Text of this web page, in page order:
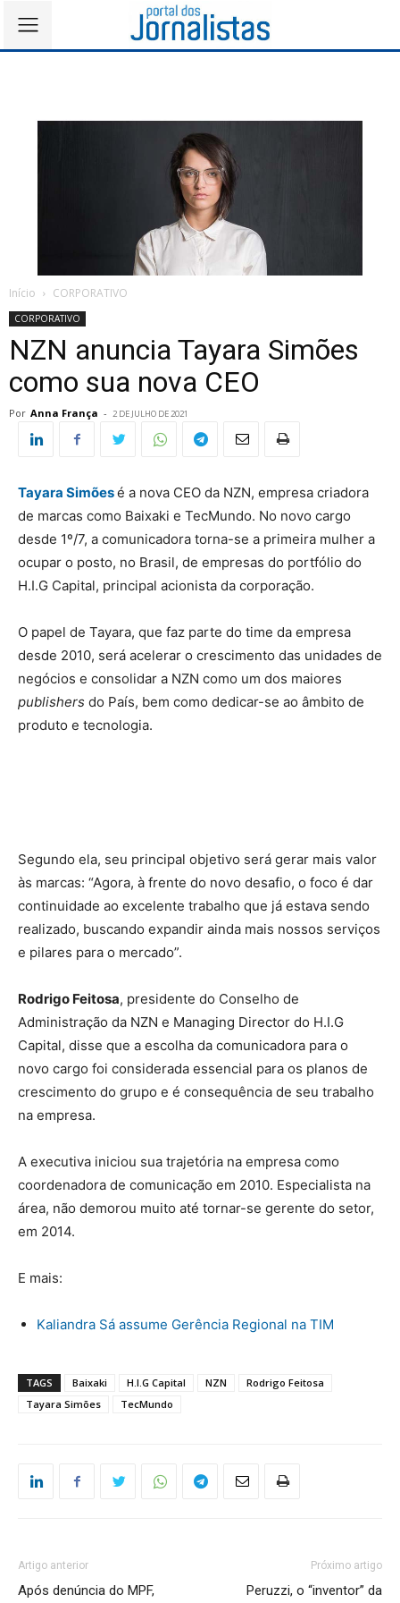
Início CORPORATIVO
CORPORATIVO
NZN anuncia Tayara Simões
como sua nova CEO
Por Anna França - 2 DE JULHO DE 2021
Tayara Simõesé a nova CEO da NZN, empresa criadora
de marcas como Baixaki e TecMundo. No novo cargo
desde 1º/7, a comunicadora torna-se a primeira mulher a
ocupar o posto, no Brasil, de empresas do portfólio do
H.I.G Capital, principal acionista da corporação.
O papel de Tayara, que faz parte do time da empresa
desde 2010, será acelerar o crescimento das unidades de
negócios e consolidar a NZN como um dos maiores
publishers do País, bem como dedicar-se ao âmbito de
produto e tecnologia.
Segundo ela, seu principal objetivo será gerar mais valor
às marcas: “Agora, à frente do novo desafio, o foco é dar
continuidade ao excelente trabalho que já estava sendo
realizado, buscando expandir ainda mais nossos serviços
e pilares para o mercado”.
Rodrigo Feitosa, presidente do Conselho de
Administração da NZN e Managing Director do H.I.G
Capital, disse que a escolha da comunicadora para o
novo cargo foi considerada essencial para os planos de
crescimento do grupo e é consequência de seu trabalho
na empresa.
A executiva iniciou sua trajetória na empresa como
coordenadora de comunicação em 2010. Especialista na
área, não demorou muito até tornar-se gerente do setor,
em 2014.
E mais:
Kaliandra Sá assume Gerência Regional na TIM
TAGS Baixaki H.I.G Capital NZN
Rodrigo Feitosa
Tayara Simões
TecMundo
Artigo anterior
Após denúncia do MPF,
Próximo artigo
Peruzzi, o “inventor” da